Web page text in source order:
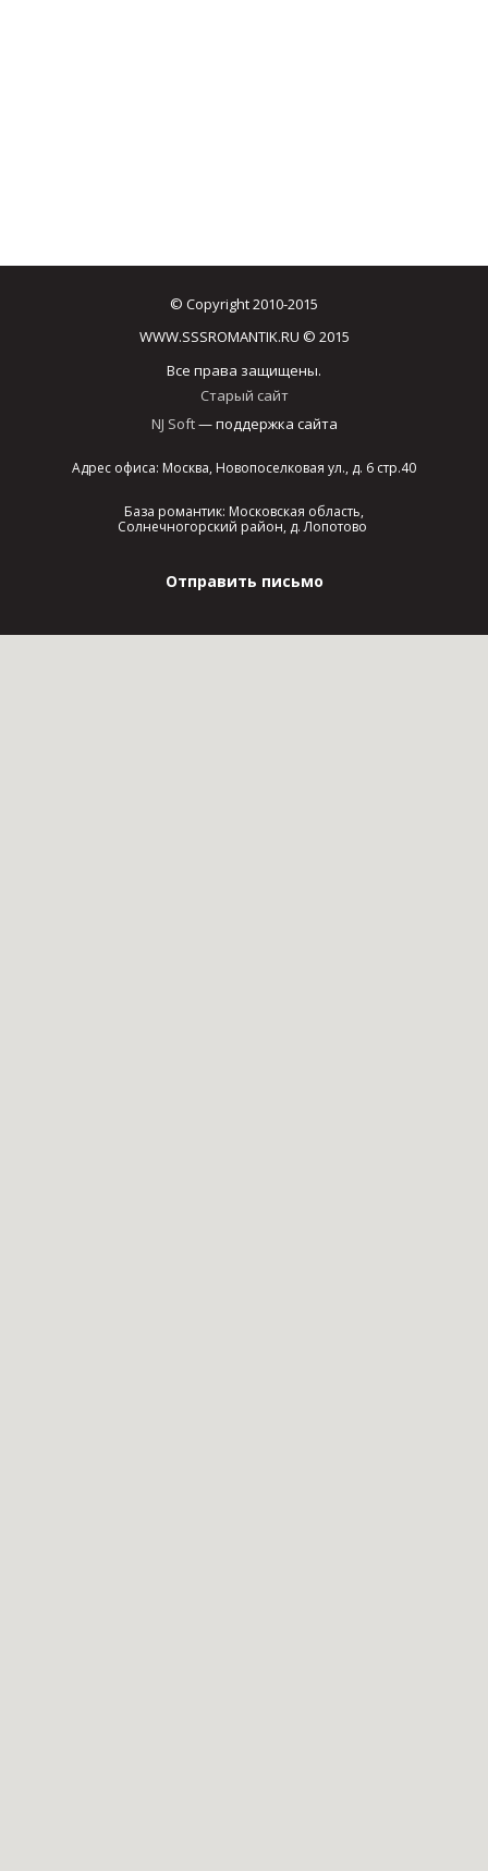
© Copyright 2010-2015
WWW.SSSROMANTIK.RU © 2015
Все права защищены.
Старый сайт
NJ Soft— поддержка сайта
Адрес офиса: Москва, Новопоселковая ул., д. 6 стр.40
База романтик: Московская область,
Солнечногорский район, д. Лопотово
Отправить письмо